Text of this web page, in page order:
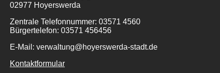
02977 Hoyerswerda
Zentrale Telefonnummer: 03571 4560
Bürgertelefon: 03571 456456
E-Mail: verwaltung@hoyerswerda-stadt.de
Kontaktformular